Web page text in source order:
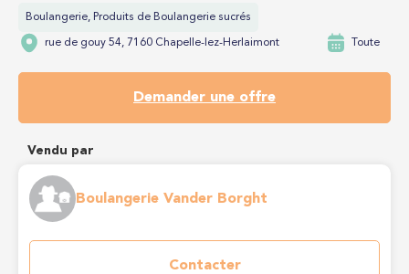
Boulangerie, Produits de Boulangerie sucrés
rue de gouy 54, 7160 Chapelle-lez-Herlaimont Toute
Demander une offre
Vendu par
Boulangerie Vander Borght
Contacter